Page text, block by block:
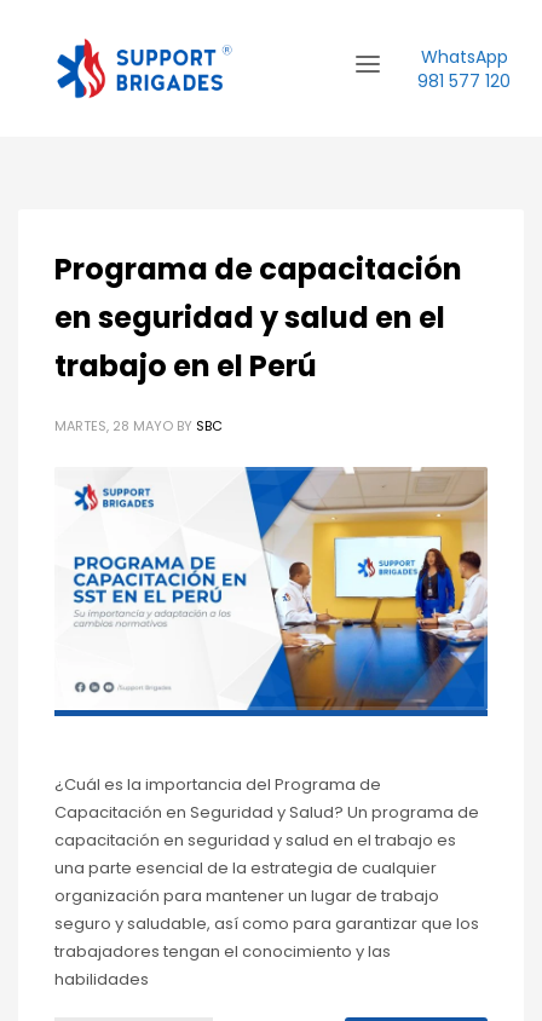
WhatsApp
981 577 120
Programa de capacitación
en seguridad y salud en el
trabajo en el Perú
MARTES, 28 MAYO BY SBC
¿Cuál es la importancia del Programa de
Capacitación en Seguridad y Salud? Un programa de
capacitación en seguridad y salud en el trabajo es
una parte esencial de la estrategia de cualquier
organización para mantener un lugar de trabajo
seguro y saludable, así como para garantizar que los
trabajadores tengan el conocimiento y las
habilidades